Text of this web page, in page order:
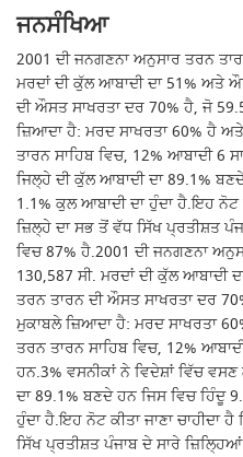
ਜਨਸੰਖਿਆ
2001 ਦੀ ਜਨਗਣਨਾ ਅਨੁਸਾਰ ਤਰਨ
ਮਰਦਾਂ ਦੀ ਕੁੱਲ ਆਬਾਦੀ ਦਾ 51% ਅਤੇ
ਦੀ ਔਸਤ ਸਾਖਰਤਾ ਦਰ 70% ਹੈ, ਜੋ
ਜ਼ਿਆਦਾ ਹੈ: ਮਰਦ ਸਾਖਰਤਾ 60% ਹੈ
ਤਾਰਨ ਸਾਹਿਬ ਵਿਚ, 12% ਆਬਾਦੀ
ਜਿਲ੍ਹੇ ਦੀ ਕੁੱਲ ਆਬਾਦੀ ਦਾ 89.1%
1.1% ਕੁਲ ਆਬਾਦੀ ਦਾ ਹੁੰਦਾ ਹੈ.ਇਹ ਨੋਟ
ਜ਼ਿਲ੍ਹੇ ਦਾ ਸਭ ਤੋਂ ਵੱਧ ਸਿੱਖ ਪ੍ਰਤੀਸ਼ਤ
ਵਿਚ 87% ਹੈ.2001 ਦੀ ਜਨਗਣਨਾ
130,587 ਸੀ. ਮਰਦਾਂ ਦੀ ਕੁੱਲ ਆਬਾਦੀ
ਤਰਨ ਤਾਰਨ ਦੀ ਔਸਤ ਸਾਖਰਤਾ ਦਰ
ਮੁਕਾਬਲੇ ਜ਼ਿਆਦਾ ਹੈ: ਮਰਦ ਸਾਖਰਤਾ
ਤਰਨ ਤਾਰਨ ਸਾਹਿਬ ਵਿਚ, 12%
ਹਨ.3% ਵਸਨੀਕਾਂ ਨੇ ਵਿਦੇਸ਼ਾਂ ਵਿੱਚ
ਦਾ 89.1% ਬਣਦੇ ਹਨ ਜਿਸ ਵਿਚ ਹਿੰਦੂ
ਹੁੰਦਾ ਹੈ.ਇਹ ਨੋਟ ਕੀਤਾ ਜਾਣਾ ਚਾਹੀਦਾ
ਸਿੱਖ ਪ੍ਰਤੀਸ਼ਤ ਪੰਜਾਬ ਦੇ ਸਾਰੇ